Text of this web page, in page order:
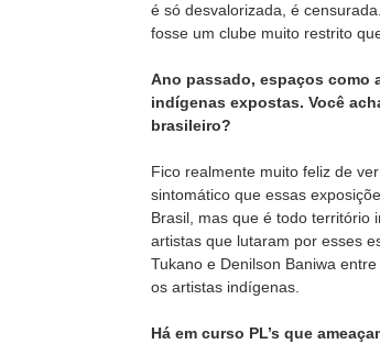
é só desvalorizada, é
fosse um clube muito restrito
Ano passado, espaços como
indígenas expostas. Você
brasileiro?
Fico realmente muito feliz de
sintomático que essas
Brasil, mas que é todo território
artistas que lutaram por esses
Tukano e Denilson Baniwa
os artistas indígenas.
Há em curso PL’s que